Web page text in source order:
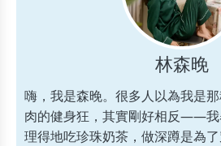
林森晚
嗨，我是森晚。很多人以為我是
肉的健身狂，其實剛好相反——我
理得地吃珍珠奶茶，做深蹲是為